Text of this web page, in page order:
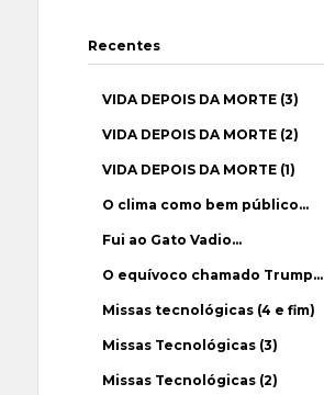
Recentes
VIDA DEPOIS DA MORTE (3)
VIDA DEPOIS DA MORTE (2)
VIDA DEPOIS DA MORTE (1)
O clima como bem público…
Fui ao Gato Vadio…
O equívoco chamado Trump…
Missas tecnológicas (4 e fim)
Missas Tecnológicas (3)
Missas Tecnológicas (2)